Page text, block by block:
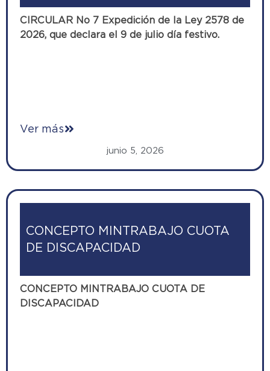
CIRCULAR No 7 Expedición de la Ley 2578 de
2026, que declara el 9 de julio día festivo.
Ver más
junio 5, 2026
CONCEPTO MINTRABAJO CUOTA
DE DISCAPACIDAD
CONCEPTO MINTRABAJO CUOTA DE
DISCAPACIDAD